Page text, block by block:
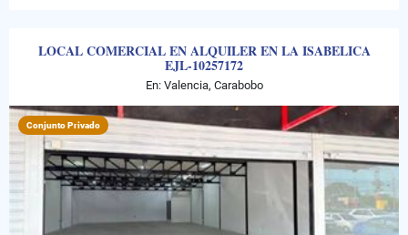
LOCAL COMERCIAL EN ALQUILER EN LA ISABELICA
EJL-10257172
En: Valencia, Carabobo
Conjunto Privado